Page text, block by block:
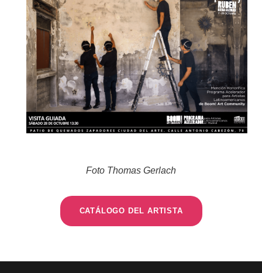
Foto Thomas Gerlach
CATÁLOGO DEL ARTISTA